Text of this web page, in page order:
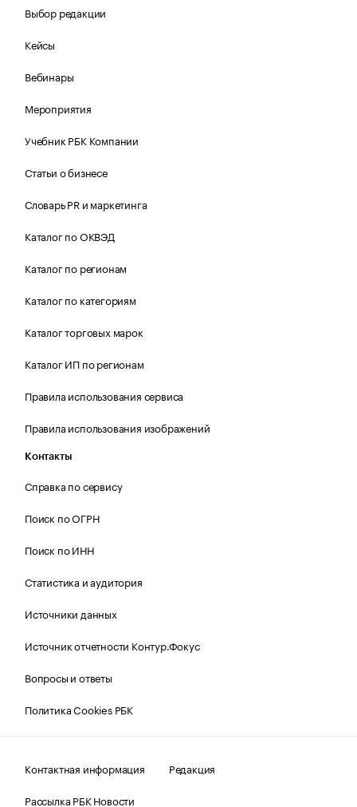
Выбор редакции
Кейсы
Вебинары
Мероприятия
Учебник РБК Компании
Статьи о бизнесе
Словарь PR и маркетинга
Каталог по ОКВЭД
Каталог по регионам
Каталог по категориям
Каталог торговых марок
Каталог ИП по регионам
Правила использования сервиса
Правила использования изображений
Контакты
Справка по сервису
Поиск по ОГРН
Поиск по ИНН
Статистика и аудитория
Источники данных
Источник отчетности Контур.Фокус
Вопросы и ответы
Политика Cookies РБК
Контактная информация
Редакция
Рассылка РБК Новости